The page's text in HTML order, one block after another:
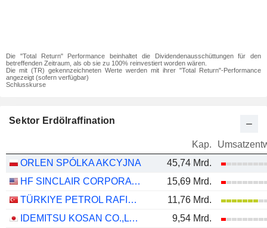
Die "Total Return" Performance beinhaltet die Dividendenausschüttungen für den
betreffenden Zeitraum, als ob sie zu 100% reinvestiert worden wären.
Die mit (TR) gekennzeichneten Werte werden mit ihrer "Total Return"-Performance
angezeigt (sofern verfügbar)
Schlusskurse
Sektor Erdölraffination
Kap.
ORLEN SPÓLKA AKCYJNA
45,74 Mrd.
HF SINCLAIR CORPORATION
15,69 Mrd.
TÜRKIYE PETROL RAFINERILERI
11,76 Mrd.
IDEMITSU KOSAN CO.,LTD.
9,54 Mrd.